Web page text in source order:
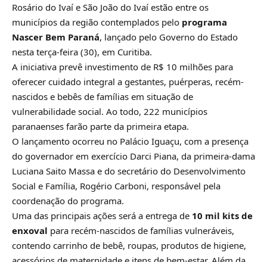
Rosário do Ivaí e São João do Ivaí estão entre os
municípios da região contemplados pelo programa
Nascer Bem Paraná, lançado pelo Governo do Estado
nesta terça-feira (30), em Curitiba.
A iniciativa prevê investimento de R$ 10 milhões para
oferecer cuidado integral a gestantes, puérperas, recém-
nascidos e bebês de famílias em situação de
vulnerabilidade social. Ao todo, 222 municípios
paranaenses farão parte da primeira etapa.
O lançamento ocorreu no Palácio Iguaçu, com a presença
do governador em exercício Darci Piana, da primeira-dama
Luciana Saito Massa e do secretário do Desenvolvimento
Social e Família, Rogério Carboni, responsável pela
coordenação do programa.
Uma das principais ações será a entrega de 10 mil kits de
enxoval para recém-nascidos de famílias vulneráveis,
contendo carrinho de bebê, roupas, produtos de higiene,